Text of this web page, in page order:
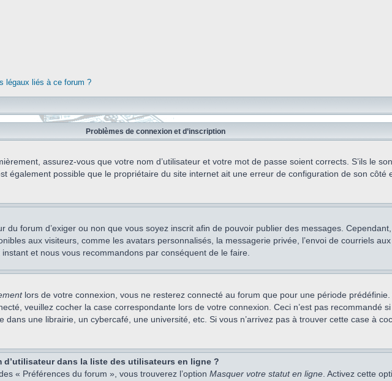
légaux liés à ce forum ?
Problèmes de connexion et d’inscription
assurez-vous que votre nom d’utilisateur et votre mot de passe soient corrects. S’ils le
également possible que le propriétaire du site internet ait une erreur de configuration de son côté
du forum d’exiger ou non que vous soyez inscrit afin de pouvoir publier des messages.
aux visiteurs, comme les avatars personnalisés, la messagerie privée, l’envoi de courriels
et nous vous recommandons par conséquent de le faire.
lors de votre connexion, vous ne resterez connecté au forum que pour une période prédéfinie.
veuillez cocher la case correspondante lors de votre connexion. Ceci n’est pas recommandé
dans une librairie, un cybercafé, une université, etc. Si vous n’arrivez pas à trouver cette case à
d’utilisateur dans la liste des utilisateurs en ligne ?
« Préférences du forum », vous trouverez l’option Masquer votre statut en ligne . Activez cette